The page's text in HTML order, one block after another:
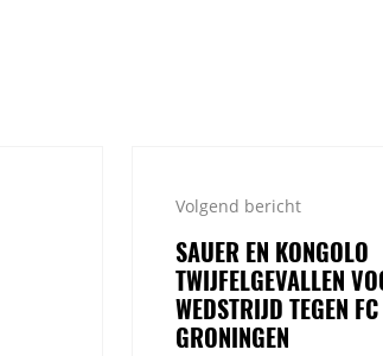
Volgend bericht
SAUER EN KONGOLO
TWIJFELGEVALLEN
WEDSTRIJD TEGEN FC
GRONINGEN